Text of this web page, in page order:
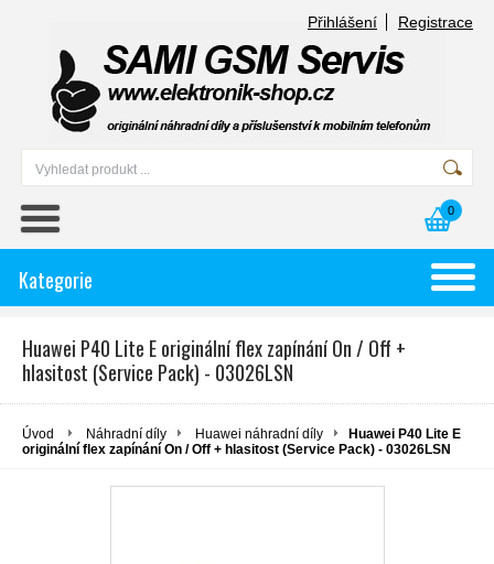
Přihlášení Registrace
0
Kategorie
Huawei P40 Lite E originální flex zapínání On / Off +
hlasitost (Service Pack) - 03026LSN
Úvod Náhradní díly Huawei náhradní díly
Huawei P40 Lite E
originální flex zapínání On / Off + hlasitost (Service Pack) - 03026LSN